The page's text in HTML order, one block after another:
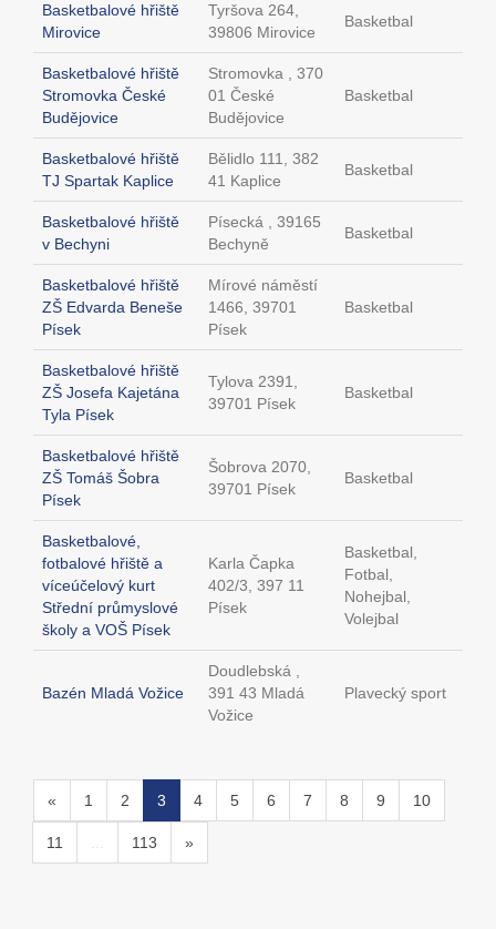
Basketbalové hřiště
Mirovice
Tyršova 264,
39806 Mirovice
Basketbal
Basketbalové hřiště
Stromovka České
Budějovice
Stromovka , 370
01 České
Budějovice
Basketbal
Basketbalové hřiště
TJ Spartak Kaplice
Bělidlo 111, 382
41 Kaplice
Basketbal
Basketbalové hřiště
v Bechyni
Písecká , 39165
Bechyně
Basketbal
Basketbalové hřiště
ZŠ Edvarda Beneše
Písek
Mírové náměstí
1466, 39701
Písek
Basketbal
Basketbalové hřiště
ZŠ Josefa Kajetána
Tyla Písek
Tylova 2391,
39701 Písek
Basketbal
Basketbalové hřiště
ZŠ Tomáš Šobra
Písek
Šobrova 2070,
39701 Písek
Basketbal
Basketbalové,
fotbalové hřiště a
víceúčelový kurt
Střední průmyslové
školy a VOŠ Písek
Karla Čapka
402/3, 397 11
Písek
Basketbal,
Fotbal,
Nohejbal,
Volejbal
Bazén Mladá Vožice
Doudlebská ,
391 43 Mladá
Vožice
Plavecký sport
« 1 2 3 4 5 6 7 8 9 10
11 ... 113 »